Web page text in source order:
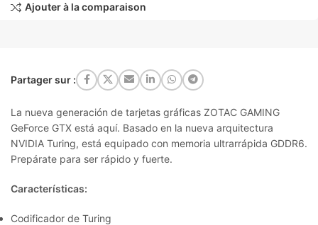
Ajouter à la comparaison
Partager sur :
La nueva generación de tarjetas gráficas ZOTAC GAMING
GeForce GTX está aquí. Basado en la nueva arquitectura
NVIDIA Turing, está equipado con memoria ultrarrápida GDDR6.
Prepárate para ser rápido y fuerte.
Características:
Codificador de Turing